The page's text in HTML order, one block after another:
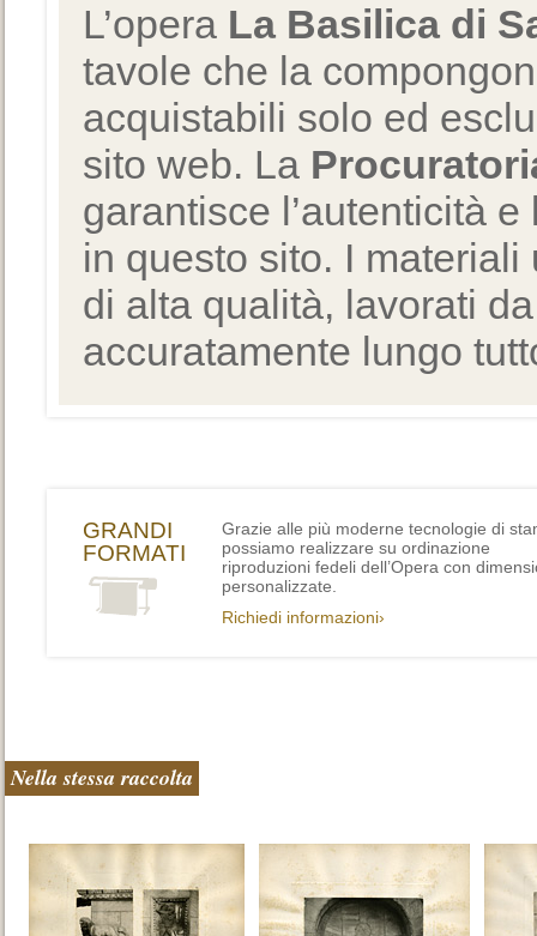
L’opera La Basilica di
tavole che la
acquistabili solo ed
sito web. La
garantisce l’autenticità
in questo sito. I
di alta qualità, lavorati
accuratamente lungo
GRANDI
FORMATI
Grazie alle più moderne tecnologie di
possiamo realizzare su ordinazione
riproduzioni fedeli dell’Opera con
personalizzate.
Richiedi informazioni›
Nella stessa raccolta